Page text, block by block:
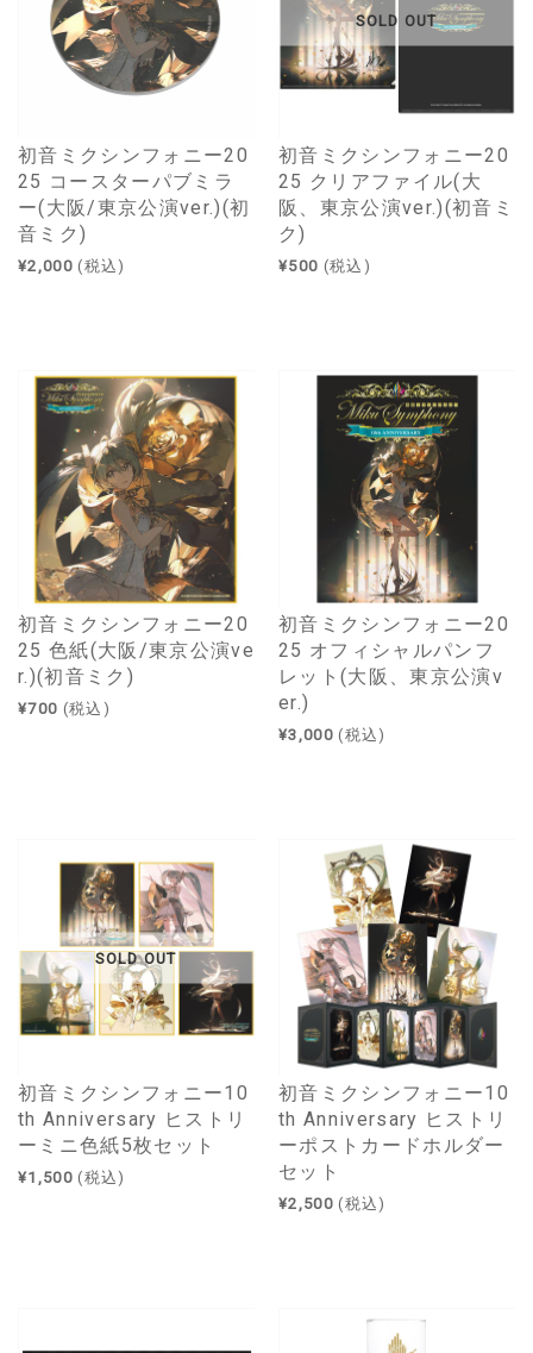
初音ミクシンフォニー20
25 コースターパブミラ
ー(大阪/東京公演ver.)(初
音ミク)
¥2,000 (税込)
SOLD OUT
初音ミクシンフォニー20
25 クリアファイル(大
阪、東京公演ver.)(初音ミ
ク)
¥500 (税込)
初音ミクシンフォニー20
25 色紙(大阪/東京公演ve
r.)(初音ミク)
¥700 (税込)
初音ミクシンフォニー20
25 オフィシャルパンフ
レット(大阪、東京公演v
er.)
¥3,000 (税込)
SOLD OUT
初音ミクシンフォニー10
th Anniversary ヒストリ
ーミニ色紙5枚セット
¥1,500 (税込)
初音ミクシンフォニー10
th Anniversary ヒストリ
ーポストカードホルダー
セット
¥2,500 (税込)